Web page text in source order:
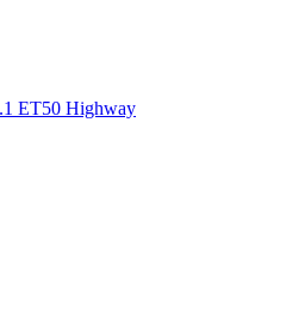
ET50 Highway